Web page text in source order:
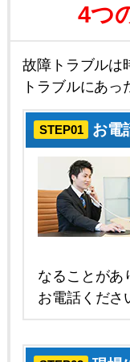
4つ
故障トラブルは
トラブルにあっ
STEP01 お電
なることがあ
お電話くださ